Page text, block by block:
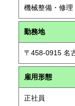
機械整備・修理
勤務地
〒458-0915 名
雇用形態
正社員